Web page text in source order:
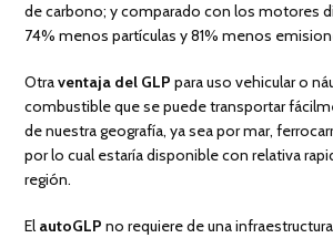
de carbono; y comparado con los motores
74% menos partículas y 81% menos
Otraventaja del GLP para uso vehicular o
combustible que se puede transportar
de nuestra geografía, ya sea por mar,
por lo cual estaría disponible con relativa
región.
El autoGLP no requiere de una